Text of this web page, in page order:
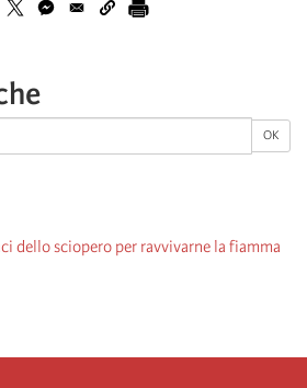
OK
dello sciopero per ravvivarne la fiamma